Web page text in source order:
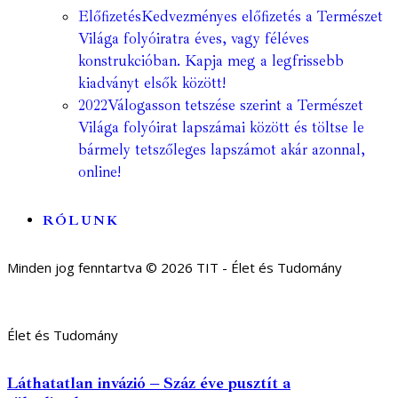
ElőfizetésKedvezményes előfizetés a Természet
Világa folyóiratra éves, vagy féléves
konstrukcióban. Kapja meg a legfrissebb
kiadványt elsők között!
2022Válogasson tetszése szerint a Természet
Világa folyóirat lapszámai között és töltse le
bármely tetszőleges lapszámot akár azonnal,
online!
RÓLUNK
Minden jog fenntartva © 2026 TIT - Élet és Tudomány
Élet és Tudomány
Láthatatlan invázió – Száz éve pusztít a